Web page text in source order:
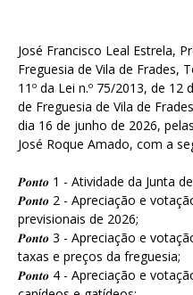
José Francisco Leal Estrela,
Freguesia de Vila de Frades,
11º da Lei n.º 75/2013, de
de Freguesia de Vila de
dia 16 de junho de 2026,
José Roque Amado, com a
𝑷𝒐𝒏𝒕𝒐 1 - Atividade da Junta
𝑷𝒐𝒏𝒕𝒐 2 - Apreciação e
previsionais de 2026;
𝑷𝒐𝒏𝒕𝒐 3 - Apreciação e
taxas e preços da freguesia;
𝑷𝒐𝒏𝒕𝒐 4 - Apreciação e